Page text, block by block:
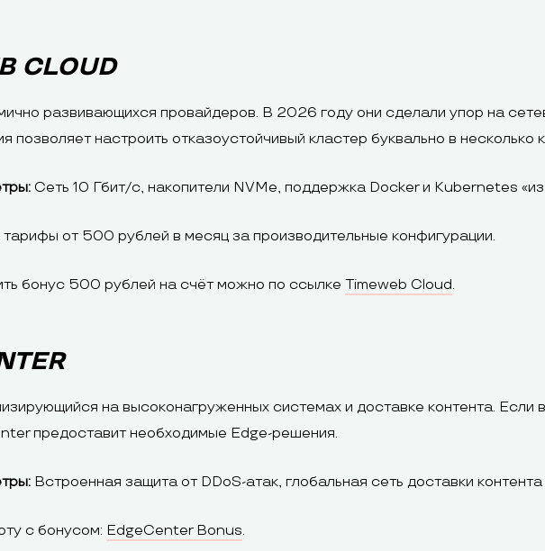
CLOUD
развивающихся провайдеров. В 2026 году они сделали упор на
позволяет настроить отказоустойчивый кластер буквально в несколько
Сеть 10 Гбит/с, накопители NVMe, поддержка Docker и Kubernetes «из
от 500 рублей в месяц за производительные конфигурации.
бонус 500 рублей на счёт можно по ссылке Timeweb Cloud.
на высоконагруженных системах и доставке контента.
предоставит необходимые Edge-решения.
Встроенная защита от DDoS-атак, глобальная сеть доставки
с бонусом: EdgeCenter Bonus.